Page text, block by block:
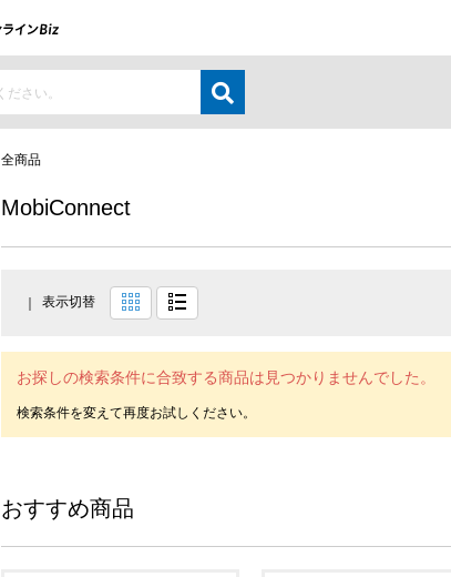
全商品
MobiConnect
表示切替
お探しの検索条件に合致する商品は見つかりませんでした。
おすすめ商品